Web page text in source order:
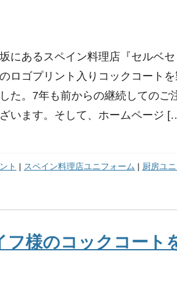
にあるスペイン料理店『セルベ
ロゴプリント入りコックコート
た。7年も前からの継続してのご
います。そして、ホームページ
ト | スペイン料理店ユニフォーム | 厨房ユ
フ様のコックコート